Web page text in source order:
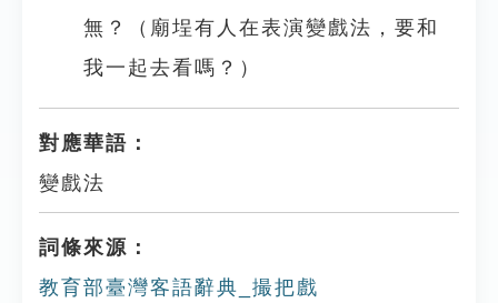
無？（廟埕有人在表演變戲法，要和
我一起去看嗎？）
對應華語：
變戲法
詞條來源：
教育部臺灣客語辭典_撮把戲